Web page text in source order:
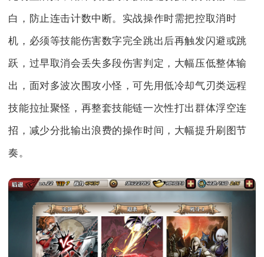
白，防止连击计数中断。实战操作时需把控取消时
机，必须等技能伤害数字完全跳出后再触发闪避或跳
跃，过早取消会丢失多段伤害判定，大幅压低整体输
出，面对多波次围攻小怪，可先用低冷却气刃类远程
技能拉扯聚怪，再整套技能链一次性打出群体浮空连
招，减少分批输出浪费的操作时间，大幅提升刷图节
奏。